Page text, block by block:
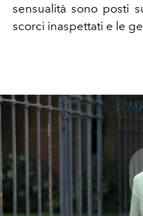
sensualità sono posti
scorci inaspettati e le